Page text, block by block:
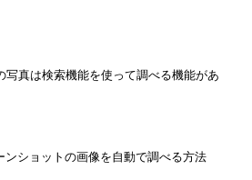
写真は検索機能を使って調べる機能があ
ンショットの画像を自動で調べる方法